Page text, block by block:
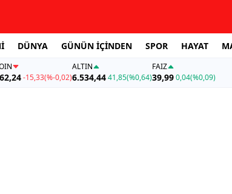
DÜNYA GÜNÜN İÇİNDEN SPOR HAYAT
-15,33(%-0,02)
ALTIN
6.534,4441,85(%0,64)
FAİZ
39,990,04(%0,09)